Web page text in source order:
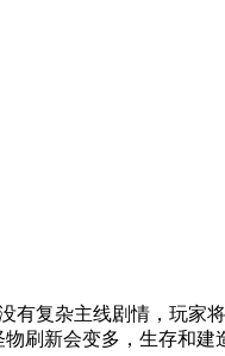
有复杂主线剧情，玩
刷新会变多，生存和